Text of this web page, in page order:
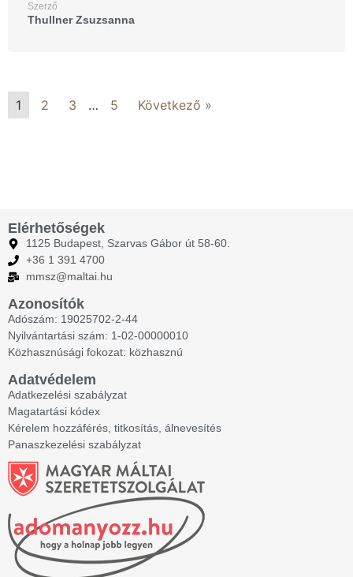
Szerző
Thullner Zsuzsanna
1 2 3 … 5 Következő »
Elérhetőségek
1125 Budapest, Szarvas Gábor út 58-60.
+36 1 391 4700
mmsz@maltai.hu
Azonosítók
Adószám: 19025702-2-44
Nyilvántartási szám: 1-02-00000010
Közhasznúsági fokozat: közhasznú
Adatvédelem
Adatkezelési szabályzat
Magatartási kódex
Kérelem hozzáférés, titkosítás, álnevesítés
Panaszkezelési szabályzat